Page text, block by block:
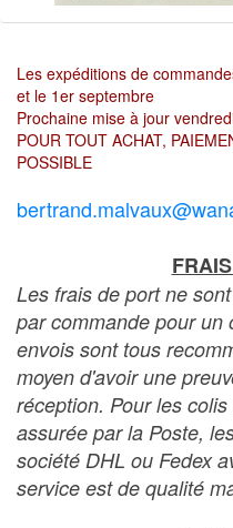
Les expéditions de
et le 1er septembre
Prochaine mise à jour
POUR TOUT ACHAT,
POSSIBLE
Les frais de port ne
par commande pour un
envois sont tous
moyen d'avoir une
réception. Pour les
assurée par la Poste,
société DHL ou Fedex
service est de qualité